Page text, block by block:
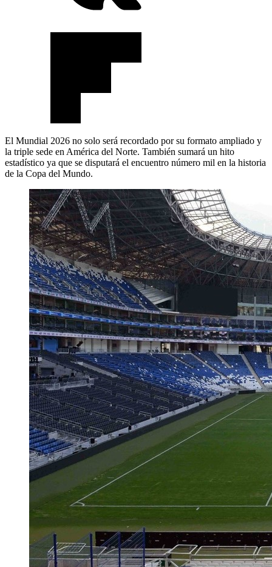
El Mundial 2026 no solo será recordado por su formato ampliado y
la triple sede en América del Norte. También sumará un hito
estadístico ya que se disputará el encuentro número mil en la historia
de la Copa del Mundo.